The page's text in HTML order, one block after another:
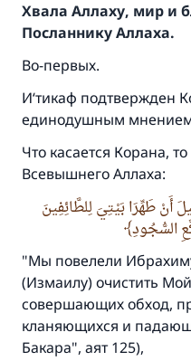
Хвала Аллаху, мир и
Посланнику Аллаха.
Во-первых.
И‘тикаф подтвержден
единодушным мнением
Что касается Корана,
Всевышнего Аллаха:
أَنْ طَهِّرَا بَيْتِيَ لِلطَّائِفِينَ
السُّجُودِ
"Мы повелели
(Измаилу) очистить
совершающих обход,
кланяющихся и
Бакара", аят 125),